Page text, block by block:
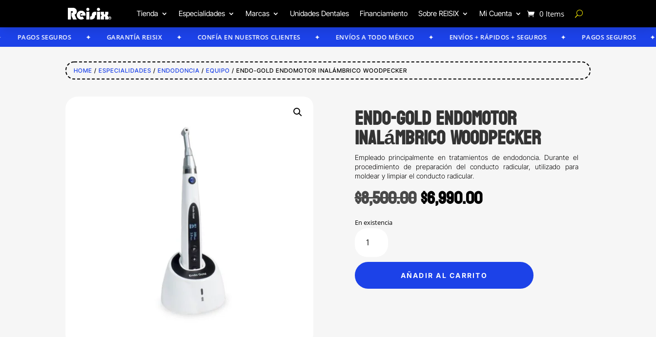
Tienda Especialidades Marcas Unidades Dentales Financiamiento Sobre REISIX Mi Cuenta 0 Items
SEGUROS GARANTÍA REISIX CONFÍA EN NUESTROS CLIENTES ENVÍOS A TODO MÉXICO ENVÍOS + RÁPIDOS + SEGUROS PAGOS SEGUROS
HOME /ESPECIALIDADES /ENDODONCIA /EQUIPO / ENDO-GOLD ENDOMOTOR INALÁMBRICO WOODPECKER
Endo-Gold Endomotor
Inalámbrico Woodpecker
Empleado principalmente en tratamientos de endodoncia. Durante el
procedimiento de preparación del conducto radicular, utilizado para
moldear y limpiar el conducto radicular.
$8,500.00Original
price
$6,990.00Current
En existencia
Gold
Inalámbrico
Woodpecker
cantidad
AÑADIR AL CARRITO